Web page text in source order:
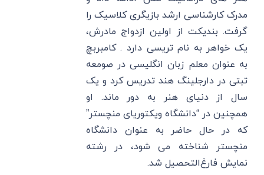
مدرک کارشناسی ارشد بازیگری کلاسیک را
گرفت. بندیکت از اولین ازدواج مادرش،
یک خواهر به نام تریسی دارد . کامبربچ
به عنوان معلم زبان انگلیسی در صومعه
تبتی در دارجلینگ هند تدریس کرد و یک
سال از دنیای هنر به دور ماند. او
همچنین در “دانشگاه ویکتوریای منچستر”
که در حال حاضر به عنوان دانشگاه
منچستر شناخته می ‌شود، در رشته
نمایش فارغ‌التحصیل شد.